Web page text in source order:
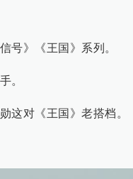
号》《王国》系列。
。
这对《王国》老搭档。